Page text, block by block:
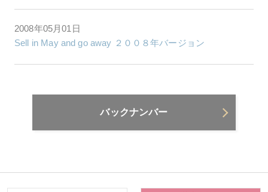
2008年05月01日
Sell in May and go away ２００８年バージョン
バックナンバー